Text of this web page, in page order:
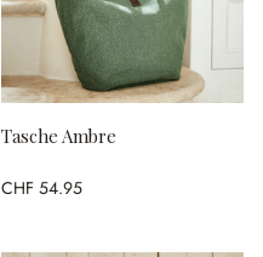
Tasche Ambre
CHF 54.95